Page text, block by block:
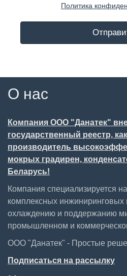
Политика
О нас
Компания ООО "Данатек"
государственный реестр,
производитель
мокрых градирен,
Беларусь!
Компания специализируется
комплексных инжиниринговых
охлаждению и поддержанию
промышленном и
ООО "Данатек" - Простые
Подписаться на рассылку